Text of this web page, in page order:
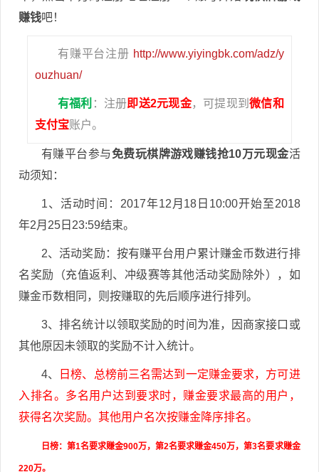
赚钱吧！
有赚平台注册 http://www.yiyingbk.com/adz/y
ouzhuan/
有福利 ：注册即送2元现金，可提现到微信和
支付宝账户。
有赚平台参与免费玩棋牌游戏赚钱抢10万元现金活
动须知：
1、活动时间：2017年12月18日10:00开始至2018
年2月25日23:59结束。
2、活动奖励：按有赚平台用户累计赚金币数进行排
名奖励（充值返利、冲级赛等其他活动奖励除外），如
赚金币数相同，则按赚取的先后顺序进行排列。
3、排名统计以领取奖励的时间为准，因商家接口或
其他原因未领取的奖励不计入统计。
4、
日榜、总榜前三名需达到一定赚金要求，方可进
入排名。多名用户达到要求时，赚金要求最高的用户，
获得名次奖励。其他用户名次按赚金降序排名。
日榜：第1名要求赚金900万，第2名要求赚金450万，第3名要求赚金
220万。